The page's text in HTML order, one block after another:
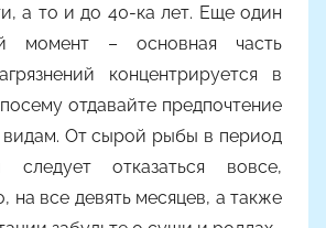
а то и до 40-ка лет. Еще один
момент – основная часть
концентрируется в
отдавайте предпочтение
От сырой рыбы в период
следует отказаться вовсе,
на все девять месяцев, а также